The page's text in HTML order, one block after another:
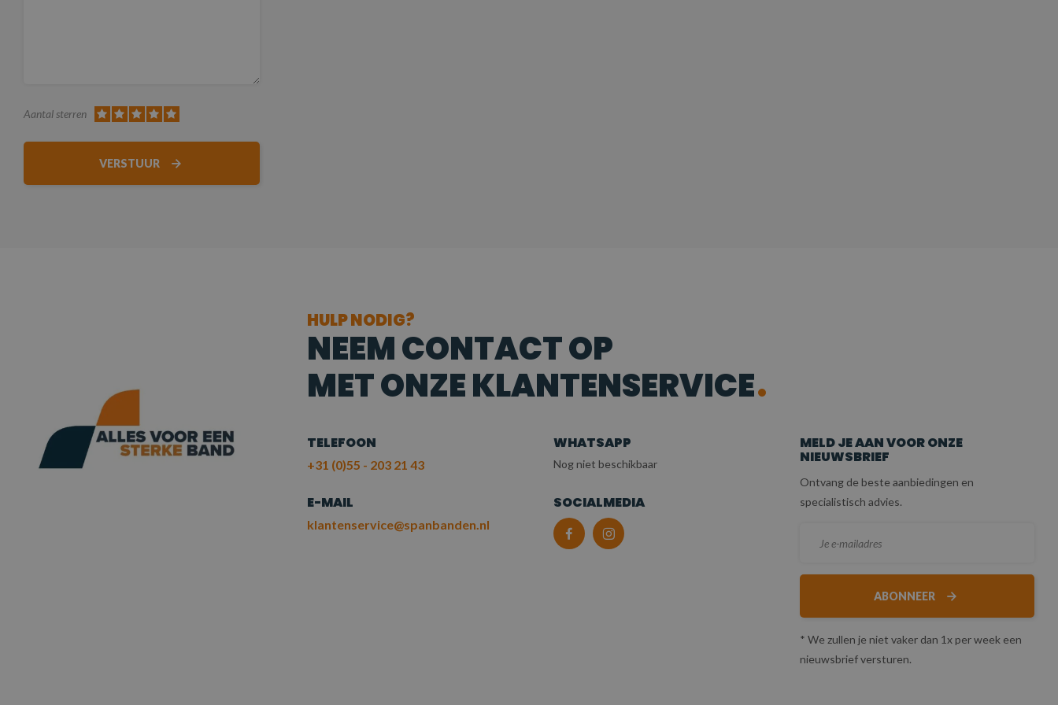
Aantal sterren
VERSTUUR
HULP NODIG?
NEEM CONTACT OP
MET ONZE KLANTENSERVICE
TELEFOON
+31 (0)55 - 203 21 43
WHATSAPP
Nog niet beschikbaar
E-MAIL
klantenservice@spanbanden.nl
SOCIALMEDIA
MELD JE AAN VOOR ONZE
NIEUWSBRIEF
Ontvang de beste aanbiedingen en
specialistisch advies.
ABONNEER
* We zullen je niet vaker dan 1x per week een
nieuwsbrief versturen.